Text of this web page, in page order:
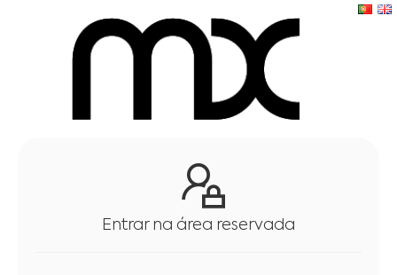
Entrar na área reservada